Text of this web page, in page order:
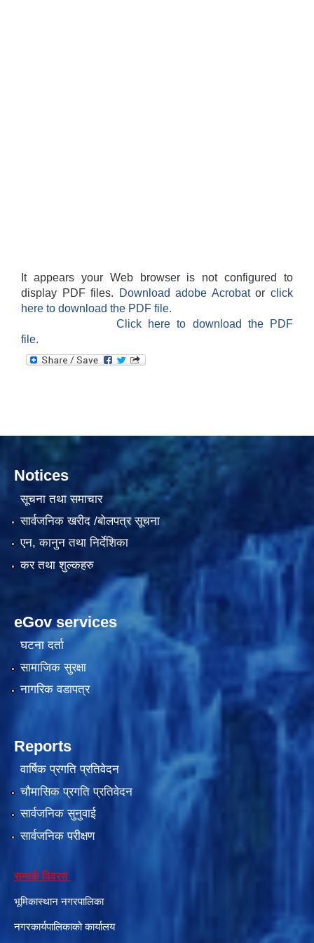
It appears your Web browser is not configured to
display PDF files.
Download adobe Acrobatorclick
here to download the PDF file.
Click here to download the PDF
file.
Notices
सूचना तथा समाचार
सार्वजनिक खरीद /बोलपत्र सूचना
एन, कानुन तथा निर्देशिका
कर तथा शुल्कहरु
eGov services
घटना दर्ता
सामाजिक सुरक्षा
नागरिक वडापत्र
Reports
वार्षिक प्रगति प्रतिवेदन
चौमासिक प्रगति प्रतिवेदन
सार्वजनिक सुनुवाई
सार्वजनिक परीक्षण
सम्पर्क विवरण
भूमिकास्थान नगरपालिका
नगरकार्यपालिकाको कार्यालय